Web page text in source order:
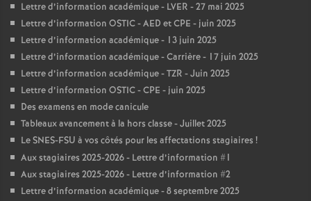
Lettre d’information académique - LVER - 27 mai 2025
Lettre d’information OSTIC - AED et CPE - juin 2025
Lettre d’information académique - 13 juin 2025
Lettre d’information académique - Carrière - 17 juin 2025
Lettre d’information académique - TZR - Juin 2025
Lettre d’information OSTIC - CPE - juin 2025
Des examens en mode canicule
Tableaux avancement à la hors classe - Juillet 2025
Le SNES-FSU à vos côtés pour les affectations stagiaires !
Aux stagiaires 2025-2026 - Lettre d’information #1
Aux stagiaires 2025-2026 - Lettre d’information #2
Lettre d’information académique - 8 septembre 2025